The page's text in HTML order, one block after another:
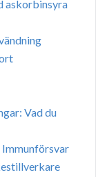
askorbinsyra
Vad du